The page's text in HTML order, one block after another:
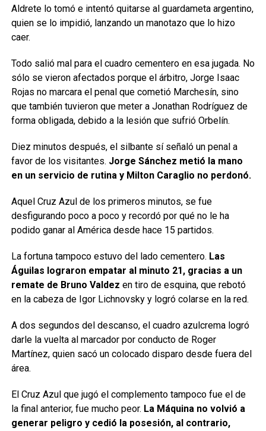
Aldrete lo tomó e intentó quitarse al guardameta argentino,
quien se lo impidió, lanzando un manotazo que lo hizo
caer.
Todo salió mal para el cuadro cementero en esa jugada. No
sólo se vieron afectados porque el árbitro, Jorge Isaac
Rojas no marcara el penal que cometió Marchesín, sino
que también tuvieron que meter a Jonathan Rodríguez de
forma obligada, debido a la lesión que sufrió Orbelín.
Diez minutos después, el silbante sí señaló un penal a
favor de los visitantes. Jorge Sánchez metió la mano
en un servicio de rutina y Milton Caraglio no perdonó.
Aquel Cruz Azul de los primeros minutos, se fue
desfigurando poco a poco y recordó por qué no le ha
podido ganar al América desde hace 15 partidos.
La fortuna tampoco estuvo del lado cementero. Las
Águilas lograron empatar al minuto 21, gracias a un
remate de Bruno Valdez en tiro de esquina, que rebotó
en la cabeza de Igor Lichnovsky y logró colarse en la red.
A dos segundos del descanso, el cuadro azulcrema logró
darle la vuelta al marcador por conducto de Roger
Martínez, quien sacó un colocado disparo desde fuera del
área.
El Cruz Azul que jugó el complemento tampoco fue el de
la final anterior, fue mucho peor. La Máquina no volvió a
generar peligro y cedió la posesión, al contrario,